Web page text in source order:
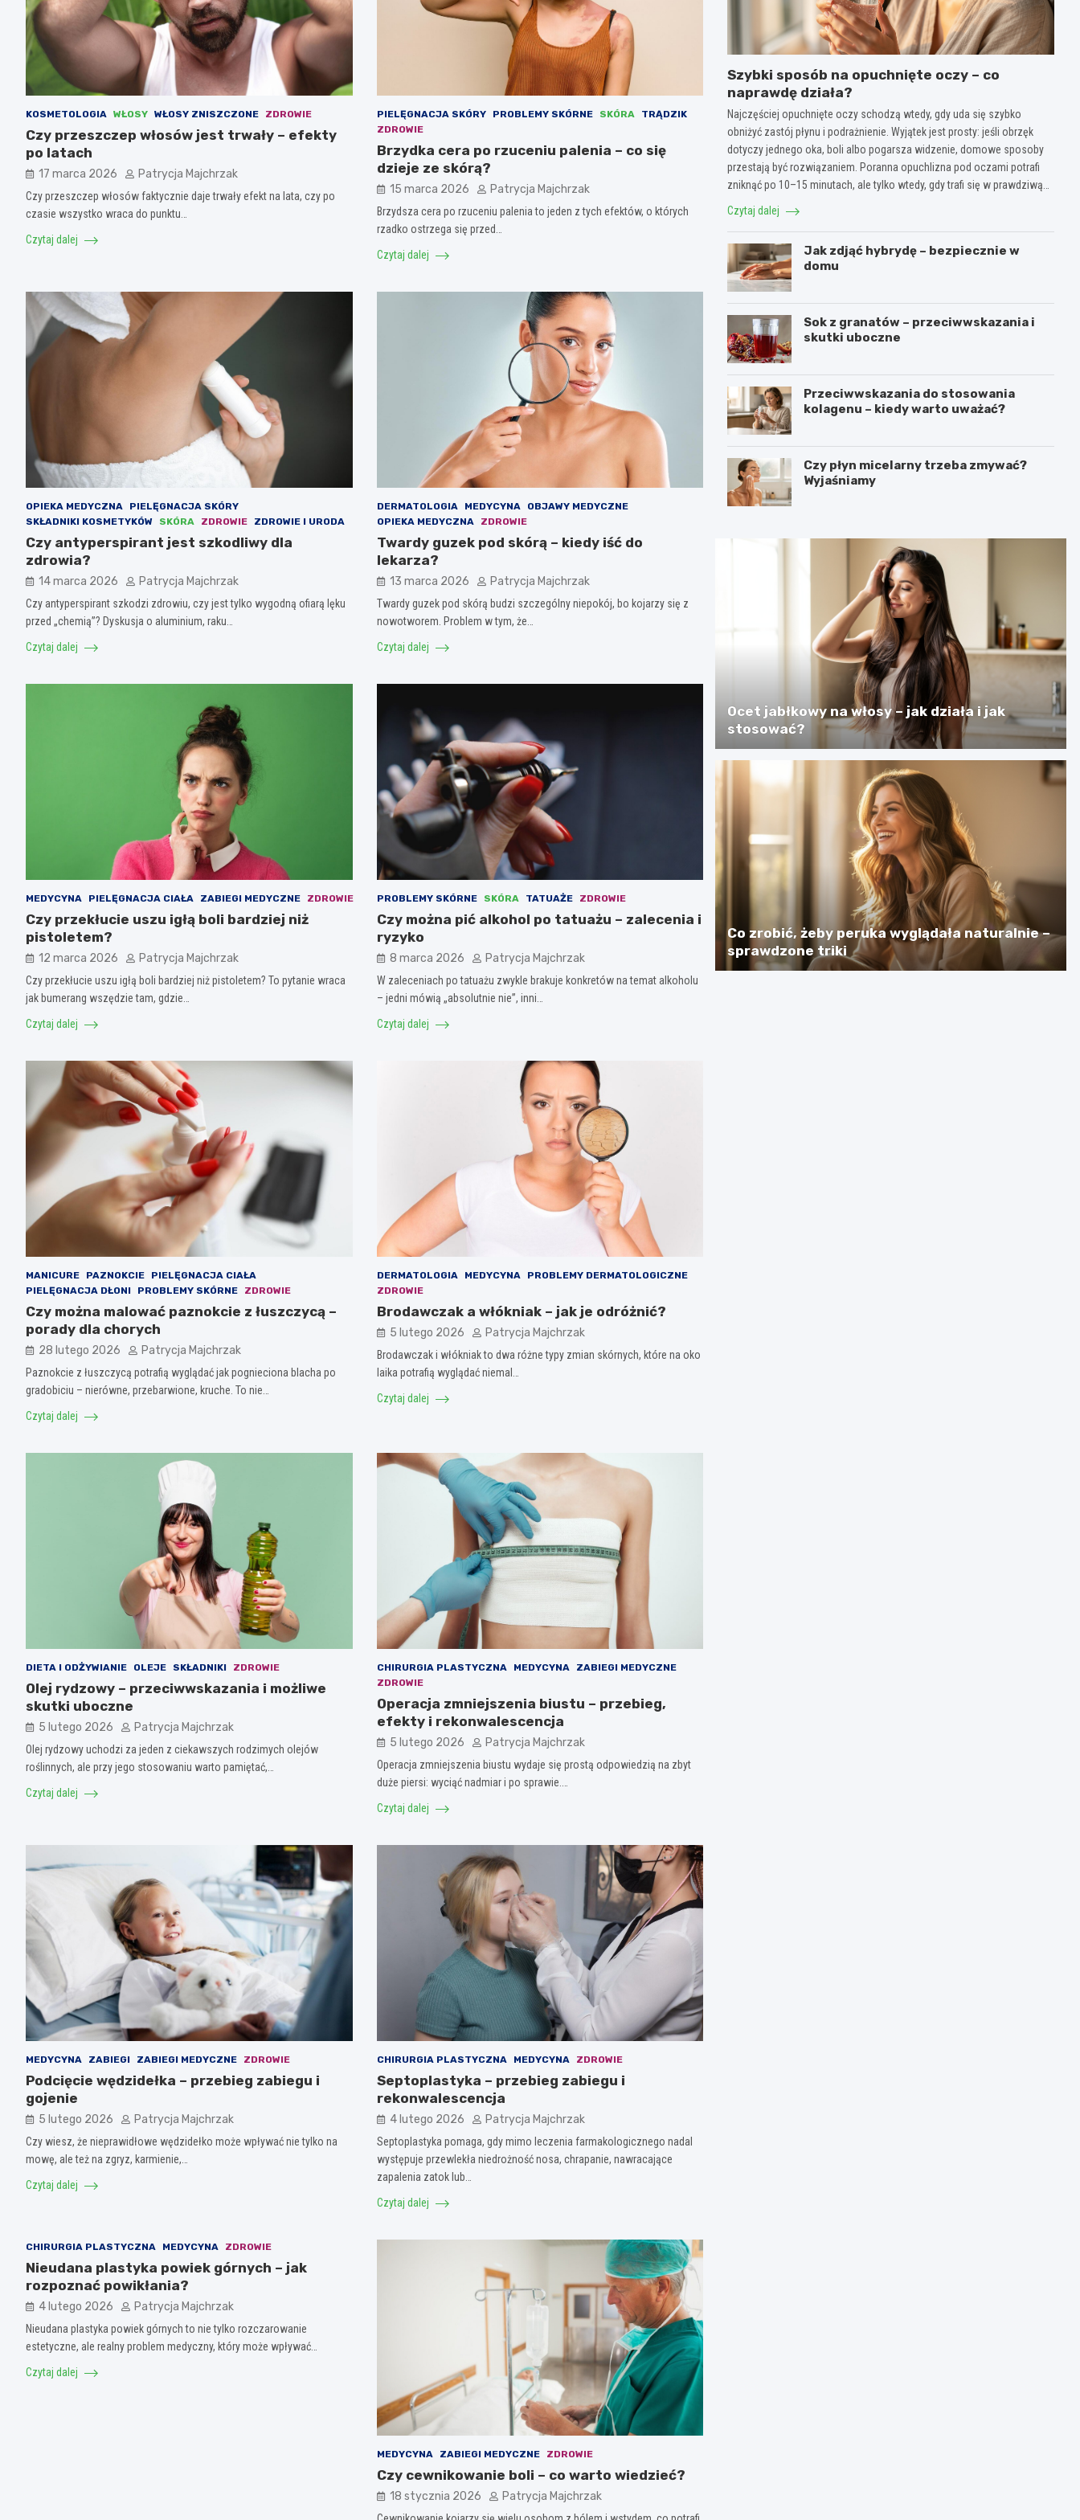
KOSMETOLOGIA WŁOSY WŁOSY ZNISZCZONE ZDROWIE
Czy przeszczep włosów jest trwały – efekty
po latach
17 marca 2026 Patrycja Majchrzak
Czy przeszczep włosów faktycznie daje trwały efekt na lata, czy po
czasie wszystko wraca do punktu…
Czytaj dalej
PIELĘGNACJA SKÓRY PROBLEMY SKÓRNE SKÓRA
TRĄDZIK
ZDROWIE
Brzydka cera po rzuceniu palenia – co się
dzieje ze skórą?
15 marca 2026 Patrycja Majchrzak
Brzydsza cera po rzuceniu palenia to jeden z tych efektów, o których
rzadko ostrzega się przed…
Czytaj dalej
OPIEKA MEDYCZNA
PIELĘGNACJA SKÓRY
SKŁADNIKI KOSMETYKÓW
SKÓRA ZDROWIE ZDROWIE I URODA
Czy antyperspirant jest szkodliwy dla
zdrowia?
14 marca 2026 Patrycja Majchrzak
Czy antyperspirant szkodzi zdrowiu, czy jest tylko wygodną ofiarą lęku
przed „chemią”? Dyskusja o aluminium, raku…
Czytaj dalej
DERMATOLOGIA MEDYCYNA
OBJAWY MEDYCZNE
OPIEKA MEDYCZNA
ZDROWIE
Twardy guzek pod skórą – kiedy iść do
lekarza?
13 marca 2026 Patrycja Majchrzak
Twardy guzek pod skórą budzi szczególny niepokój, bo kojarzy się z
nowotworem. Problem w tym, że…
Czytaj dalej
MEDYCYNA PIELĘGNACJA CIAŁA ZABIEGI MEDYCZNE ZDROWIE
Czy przekłucie uszu igłą boli bardziej niż
pistoletem?
12 marca 2026 Patrycja Majchrzak
Czy przekłucie uszu igłą boli bardziej niż pistoletem? To pytanie wraca
jak bumerang wszędzie tam, gdzie…
Czytaj dalej
PROBLEMY SKÓRNE SKÓRA TATUAŻE ZDROWIE
Czy można pić alkohol po tatuażu – zalecenia i
ryzyko
8 marca 2026 Patrycja Majchrzak
W zaleceniach po tatuażu zwykle brakuje konkretów na temat alkoholu
– jedni mówią „absolutnie nie”, inni…
Czytaj dalej
MANICURE PAZNOKCIE
PIELĘGNACJA CIAŁA
PIELĘGNACJA DŁONI
PROBLEMY SKÓRNE ZDROWIE
Czy można malować paznokcie z łuszczycą –
porady dla chorych
28 lutego 2026 Patrycja Majchrzak
Paznokcie z łuszczycą potrafią wyglądać jak pognieciona blacha po
gradobiciu – nierówne, przebarwione, kruche. To nie…
Czytaj dalej
DERMATOLOGIA MEDYCYNA
PROBLEMY DERMATOLOGICZNE
ZDROWIE
Brodawczak a włókniak – jak je odróżnić?
5 lutego 2026 Patrycja Majchrzak
Brodawczak i włókniak to dwa różne typy zmian skórnych, które na oko
laika potrafią wyglądać niemal…
Czytaj dalej
DIETA I ODŻYWIANIE OLEJE SKŁADNIKI ZDROWIE
Olej rydzowy – przeciwwskazania i możliwe
skutki uboczne
5 lutego 2026 Patrycja Majchrzak
Olej rydzowy uchodzi za jeden z ciekawszych rodzimych olejów
roślinnych, ale przy jego stosowaniu warto pamiętać,…
Czytaj dalej
CHIRURGIA PLASTYCZNA MEDYCYNA
ZABIEGI MEDYCZNE
ZDROWIE
Operacja zmniejszenia biustu – przebieg,
efekty i rekonwalescencja
5 lutego 2026 Patrycja Majchrzak
Operacja zmniejszenia biustu wydaje się prostą odpowiedzią na zbyt
duże piersi: wyciąć nadmiar i po sprawie.…
Czytaj dalej
MEDYCYNA ZABIEGI ZABIEGI MEDYCZNE ZDROWIE
Podcięcie wędzidełka – przebieg zabiegu i
gojenie
5 lutego 2026 Patrycja Majchrzak
Czy wiesz, że nieprawidłowe wędzidełko może wpływać nie tylko na
mowę, ale też na zgryz, karmienie,…
Czytaj dalej
CHIRURGIA PLASTYCZNA MEDYCYNA ZDROWIE
Septoplastyka – przebieg zabiegu i
rekonwalescencja
4 lutego 2026 Patrycja Majchrzak
Septoplastyka pomaga, gdy mimo leczenia farmakologicznego nadal
występuje przewlekła niedrożność nosa, chrapanie, nawracające
zapalenia zatok lub…
Czytaj dalej
CHIRURGIA PLASTYCZNA MEDYCYNA ZDROWIE
Nieudana plastyka powiek górnych – jak
rozpoznać powikłania?
4 lutego 2026 Patrycja Majchrzak
Nieudana plastyka powiek górnych to nie tylko rozczarowanie
estetyczne, ale realny problem medyczny, który może wpływać…
Czytaj dalej
MEDYCYNA ZABIEGI MEDYCZNE ZDROWIE
Czy cewnikowanie boli – co warto wiedzieć?
18 stycznia 2026 Patrycja Majchrzak
Szybki sposób na opuchnięte oczy – co
naprawdę działa?
Najczęściej opuchnięte oczy schodzą wtedy, gdy uda się szybko
obniżyć zastój płynu i podrażnienie. Wyjątek jest prosty: jeśli obrzęk
dotyczy jednego oka, boli albo pogarsza widzenie, domowe sposoby
przestają być rozwiązaniem. Poranna opuchlizna pod oczami potrafi
zniknąć po 10–15 minutach, ale tylko wtedy, gdy trafi się w prawdziwą…
Czytaj dalej
Jak zdjąć hybrydę – bezpiecznie w
domu
Sok z granatów – przeciwwskazania i
skutki uboczne
Przeciwwskazania do stosowania
kolagenu – kiedy warto uważać?
Czy płyn micelarny trzeba zmywać?
Wyjaśniamy
Ocet jabłkowy na włosy – jak działa i jak
stosować?
Co zrobić, żeby peruka wyglądała naturalnie –
sprawdzone triki